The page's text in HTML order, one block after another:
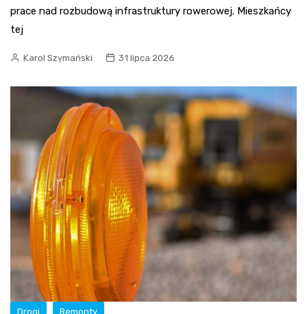
prace nad rozbudową infrastruktury rowerowej. Mieszkańcy
tej
Karol Szymański 31 lipca 2026
Drogi Remonty